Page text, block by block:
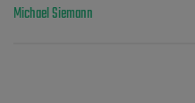
Michael Siemann